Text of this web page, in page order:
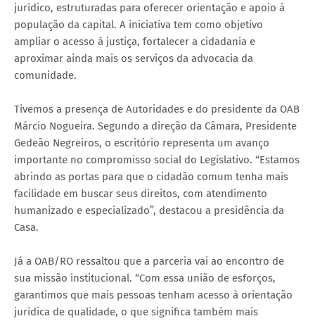
jurídico, estruturadas para oferecer orientação e apoio à
população da capital. A iniciativa tem como objetivo
ampliar o acesso à justiça, fortalecer a cidadania e
aproximar ainda mais os serviços da advocacia da
comunidade.
Tivemos a presença de Autoridades e do presidente da OAB
Márcio Nogueira. Segundo a direção da Câmara, Presidente
Gedeão Negreiros, o escritório representa um avanço
importante no compromisso social do Legislativo. “Estamos
abrindo as portas para que o cidadão comum tenha mais
facilidade em buscar seus direitos, com atendimento
humanizado e especializado”, destacou a presidência da
Casa.
Já a OAB/RO ressaltou que a parceria vai ao encontro de
sua missão institucional. “Com essa união de esforços,
garantimos que mais pessoas tenham acesso à orientação
jurídica de qualidade, o que significa também mais